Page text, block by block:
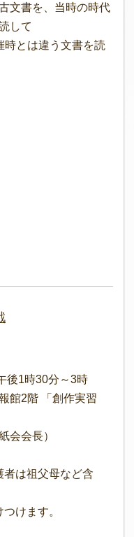
文書を、当時の時代
して
とは違う文書を読
後1時30分～3時
館2階 「創作実習
会会長）
は祖父母など含
けます。